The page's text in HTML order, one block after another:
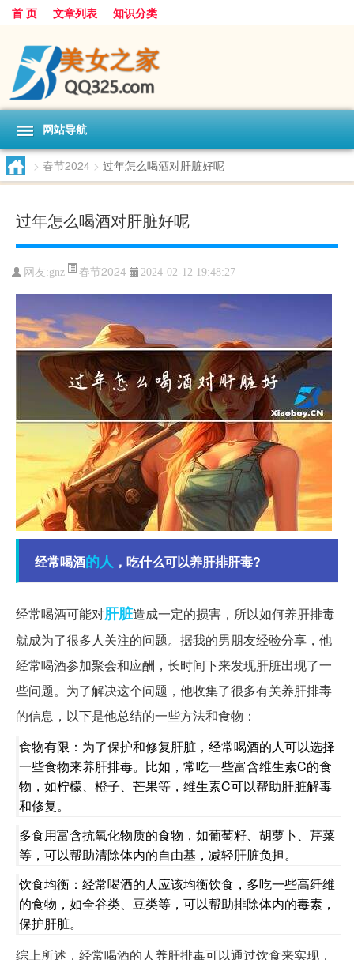
首 页 文章列表 知识分类
网站导航
> 春节2024 > 过年怎么喝酒对肝脏好呢
过年怎么喝酒对肝脏好呢
网友:gnz 春节2024 2024-02-12 19:48:27
经常喝酒的人 ，吃什么可以养肝排肝毒?
经常喝酒可能对肝脏造成一定的损害，所以如何养肝排毒
就成为了很多人关注的问题。据我的男朋友经验分享，他
经常喝酒参加聚会和应酬，长时间下来发现肝脏出现了一
些问题。为了解决这个问题，他收集了很多有关养肝排毒
的信息，以下是他总结的一些方法和食物：
食物有限：为了保护和修复肝脏，经常喝酒的人可以选择
一些食物来养肝排毒。比如，常吃一些富含维生素C的食
物，如柠檬、橙子、芒果等，维生素C可以帮助肝脏解毒
和修复。
多食用富含抗氧化物质的食物，如葡萄籽、胡萝卜、芹菜
等，可以帮助清除体内的自由基，减轻肝脏负担。
饮食均衡：经常喝酒的人应该均衡饮食，多吃一些高纤维
的食物，如全谷类、豆类等，可以帮助排除体内的毒素，
保护肝脏。
综上所述，经常喝酒的人养肝排毒可以通过饮食来实现，